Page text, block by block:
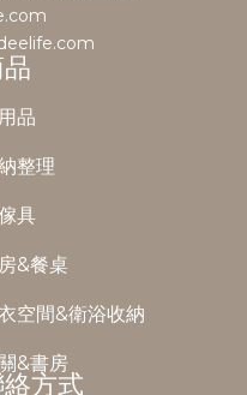
品
整理
具
&餐桌
空間&衛浴收納
&書房
方式